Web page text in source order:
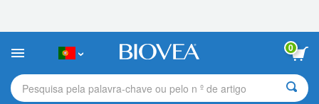
site
um
de
acessibilidade.
0
Pesquisa pela palavra-chave ou pelo n º de artigo